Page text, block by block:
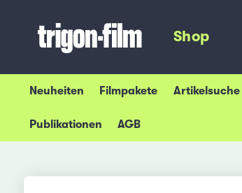
Shop
Neuheiten Filmpakete Artikelsuche
Publikationen AGB